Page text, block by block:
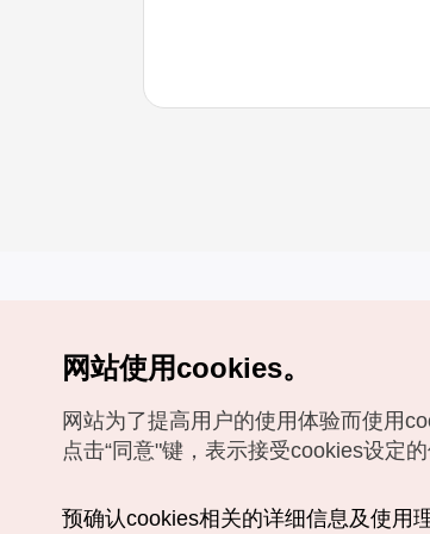
如有相关疑问或建议，欢迎来信。VISITKOREA官
chnsim@knto.or.kr
网站使用cookies。
网站为了提高用户的使用体验而使用
点击“同意"键，表示接受cookies设定的
预确认cookies相关的详细信息及使用